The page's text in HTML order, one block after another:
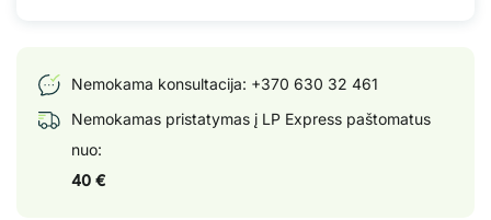
Nemokama konsultacija: +370 630 32 461
Nemokamas pristatymas į LP Express paštomatus
nuo:
40 €